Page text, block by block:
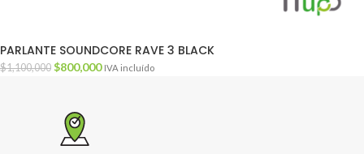
PARLANTE SOUNDCORE RAVE 3 BLACK
$1,100,000 $800,000 IVA incluído